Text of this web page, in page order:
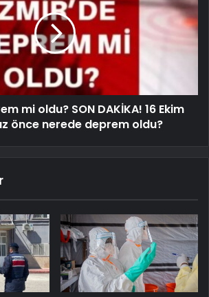
mi oldu? SON DAKİKA! 16 Ekim
önce nerede deprem oldu?